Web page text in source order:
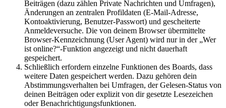
Beiträgen (dazu zählen Private Nachrichten und Umfragen),
Änderungen an zentralen Profildaten (E-Mail-Adresse,
Kontoaktivierung, Benutzer-Passwort) und gescheiterte
Anmeldeversuche. Die von deinem Browser übermittelte
Browser-Kennzeichnung (User Agent) wird nur in der „Wer
ist online?“-Funktion angezeigt und nicht dauerhaft
gespeichert.
Schließlich erfordern einzelne Funktionen des Boards, dass
weitere Daten gespeichert werden. Dazu gehören dein
Abstimmungsverhalten bei Umfragen, der Gelesen-Status von
deinen Beiträgen oder explizit von dir gesetzte Lesezeichen
oder Benachrichtigungsfunktionen.